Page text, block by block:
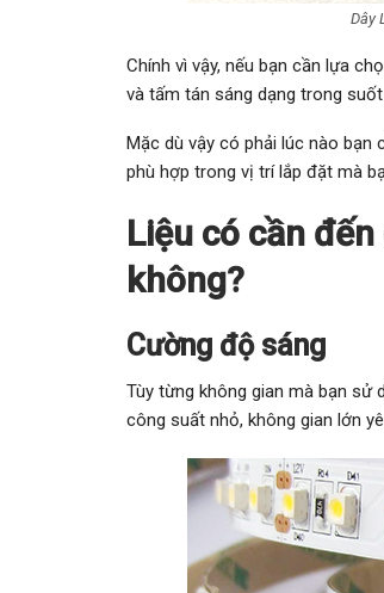
Dây
Chính vì vậy, nếu bạn cần lựa
và tấm tán sáng dạng trong
Mặc dù vậy có phải lúc nào bạn
phù hợp trong vị trí lắp đặt mà
Liệu có cần
không?
Cường độ sáng
Tùy từng không gian mà bạn sử
công suất nhỏ, không gian lớn